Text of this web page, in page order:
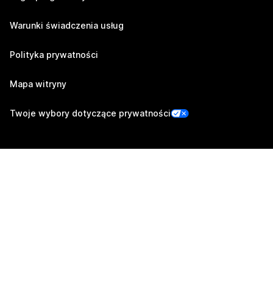
Warunki świadczenia usług
Polityka prywatności
Mapa witryny
Twoje wybory dotyczące prywatności